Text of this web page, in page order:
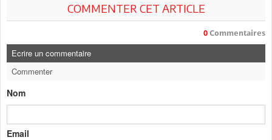
COMMENTER CET ARTICLE
0 Commentaires
Ecrire un commentaire
Commenter
Nom
Email